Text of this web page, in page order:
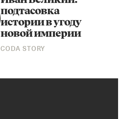
подтасовка
истории в угоду
новой империи
CODA STORY